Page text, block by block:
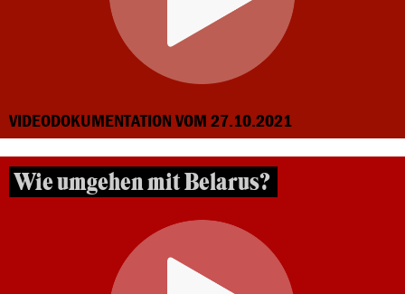
VIDEODOKUMENTATION VOM 27.10.2021
Wie umgehen mit Belarus?